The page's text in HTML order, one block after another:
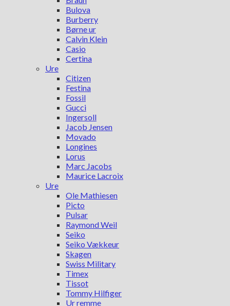
Bulova
Burberry
Børne ur
Calvin Klein
Casio
Certina
Ure
Citizen
Festina
Fossil
Gucci
Ingersoll
Jacob Jensen
Movado
Longines
Lorus
Marc Jacobs
Maurice Lacroix
Ure
Ole Mathiesen
Picto
Pulsar
Raymond Weil
Seiko
Seiko Vækkeur
Skagen
Swiss Military
Timex
Tissot
Tommy Hilfiger
Ur remme